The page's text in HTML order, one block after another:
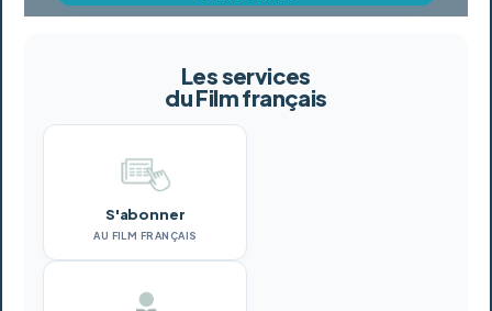
Les services
du Film français
S'abonner
AU FILM FRANÇAIS